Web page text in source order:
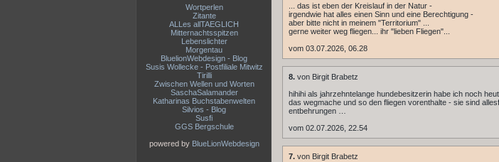
Wortperlen
Zitante
ALLes allTAEGLICH
Mitternachtsspitzen
Lebenslichter
Morgentau
BluelionWebdesign - Blog
Susis Wollecke - Postfiliale Mitwitz
Tirilli
Zwischen Wellen und Worten
SaschaSalamander
Katharinas Buchstabenwelten
Silvios - Blog
Susfi
GGS Bergschule
powered by BlueLionWebdesign
... das ist eben der Kreislauf in der Natur -
irgendwie hat alles einen Sinn und eine Berechtigung -
aber bitte nicht in meinem "Territorium" ...
gerne weiter weg fliegen... ihr "lieben Fliegen"...
vom 03.07.2026, 06.28
8. von Birgit Brabetz
hihihi als jahrzehntelange hundebesitzerin habe ich noch
das wegmache und so den fliegen vorenthalte - sie sind
entbehrungen …
vom 02.07.2026, 22.54
7. von Birgit Brabetz